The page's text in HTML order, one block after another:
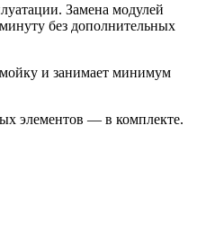
Замена модулей
без дополнительных
и занимает минимум
элементов — в комплекте.